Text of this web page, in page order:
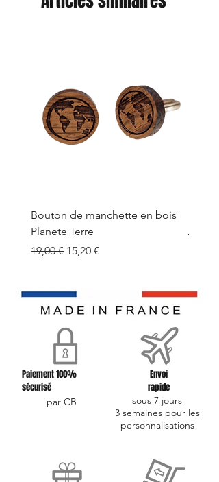
Bouton de manchette en bois
Planete Terre
Prix original
19,00 € Prix promotionnel
15,20 €
Prix
19,00 €
Paiement 100%
sécurisé
par CB
Envoi
rapide
sous 7 jours
3 semaines pour les
personnalisations